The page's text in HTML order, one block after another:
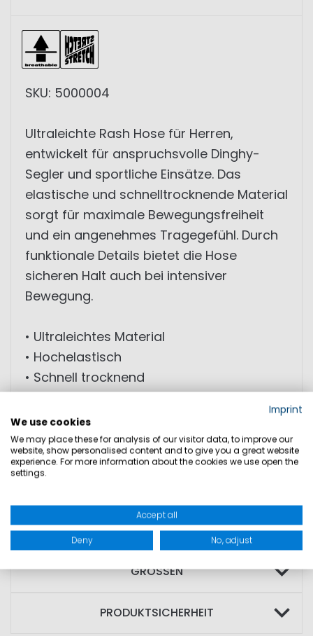
SKU: 5000004
Ultraleichte Rash Hose für Herren,
entwickelt für anspruchsvolle Dinghy-
Segler und sportliche Einsätze. Das
elastische und schnelltrocknende Material
sorgt für maximale Bewegungsfreiheit
und ein angenehmes Tragegefühl. Durch
funktionale Details bietet die Hose
sicheren Halt auch bei intensiver
Bewegung.
• Ultraleichtes Material
• Hochelastisch
• Schnell trocknend
• Atmungsaktiv
• Anti-Rutsch Bund mit Band
• Fußschlaufen für sicheren Sitz
• Sportliches Design mit Neon-Akzenten
• Hoher Tragekomfort
MATERIAL: 88% Polyamid; 12% Elasthan
GRÖSSEN
PRODUKTSICHERHEIT
Imprint
We use cookies
We may place these for analysis of our visitor data, to improve our
website, show personalised content and to give you a great website
experience. For more information about the cookies we use open the
settings.
Accept all
Deny No, adjust